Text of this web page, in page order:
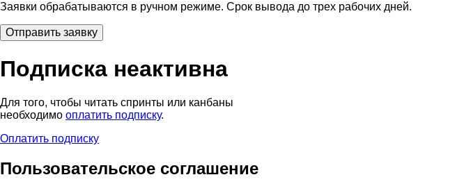
Заявки обрабатываются в ручном режиме. Срок вывода до трех рабочих дней.
Подписка неактивна
Для того, чтобы читать спринты или канбаны
необходимо оплатить подписку.
Оплатить подписку
Пользовательское соглашение